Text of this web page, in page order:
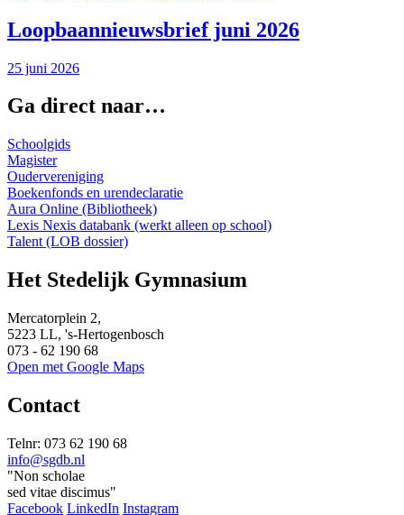
Loopbaannieuwsbrief juni 2026
25 juni 2026
Ga direct naar…
Schoolgids
Magister
Oudervereniging
Boekenfonds en urendeclaratie
Aura Online (Bibliotheek)
Lexis Nexis databank (werkt alleen op school)
Talent (LOB dossier)
Het Stedelijk Gymnasium
Mercatorplein 2,
5223 LL, 's-Hertogenbosch
073 - 62 190 68
Open met Google Maps
Contact
Telnr: 073 62 190 68
info@sgdb.nl
"Non scholae
sed vitae discimus"
Facebook LinkedIn Instagram